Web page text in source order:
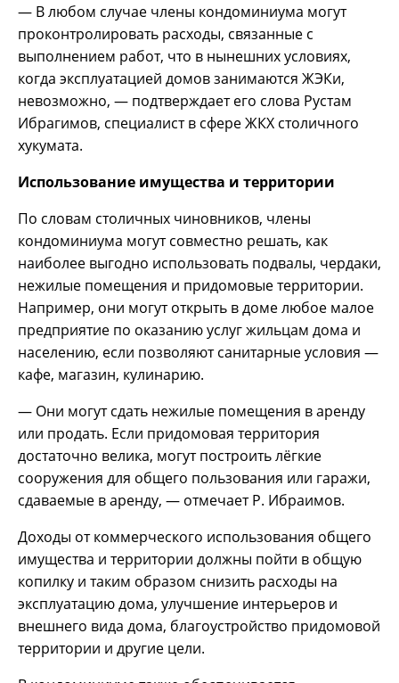
— В любом случае члены кондоминиума могут
проконтролировать расходы, связанные с
выполнением работ, что в нынешних условиях,
когда эксплуатацией домов занимаются ЖЭКи,
невозможно, — подтверждает его слова Рустам
Ибрагимов, специалист в сфере ЖКХ столичного
хукумата.
Использование имущества и территории
По словам столичных чиновников, члены
кондоминиума могут совместно решать, как
наиболее выгодно использовать подвалы, чердаки,
нежилые помещения и придомовые территории.
Например, они могут открыть в доме любое малое
предприятие по оказанию услуг жильцам дома и
населению, если позволяют санитарные условия —
кафе, магазин, кулинарию.
— Они могут сдать нежилые помещения в аренду
или продать. Если придомовая территория
достаточно велика, могут построить лёгкие
сооружения для общего пользования или гаражи,
сдаваемые в аренду, — отмечает Р. Ибраимов.
Доходы от коммерческого использования общего
имущества и территории должны пойти в общую
копилку и таким образом снизить расходы на
эксплуатацию дома, улучшение интерьеров и
внешнего вида дома, благоустройство придомовой
территории и другие цели.